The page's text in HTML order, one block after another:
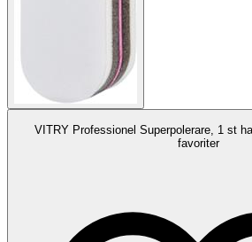
VITRY Professionel Superpolerare, 1 st
favoriter